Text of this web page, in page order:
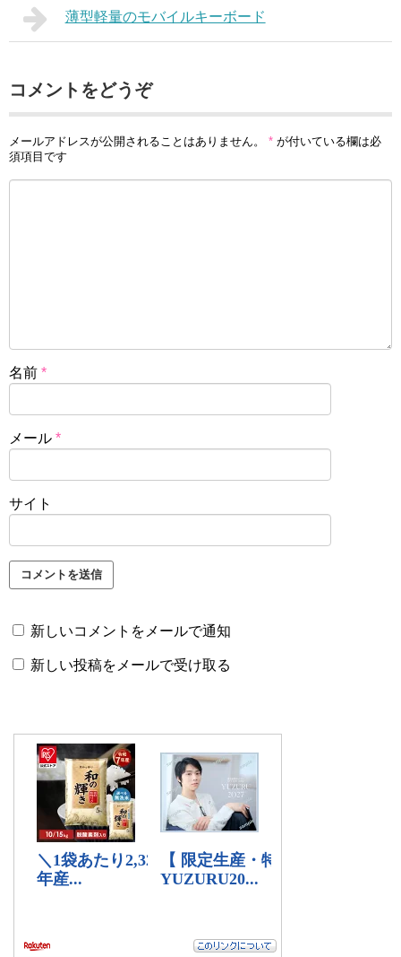
薄型軽量のモバイルキーボード
コメントをどうぞ
メールアドレスが公開されることはありません。 * が付いている欄は必
須項目です
名前 *
メール *
サイト
新しいコメントをメールで通知
新しい投稿をメールで受け取る